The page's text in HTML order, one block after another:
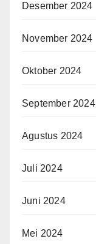
Desember 2024
November 2024
Oktober 2024
September 2024
Agustus 2024
Juli 2024
Juni 2024
Mei 2024